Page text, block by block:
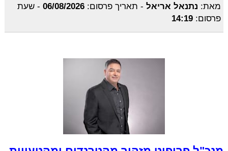
מאת: נתנאל אריאל- תאריך פרסום: 06/08/2026
- שעת
פרסום: 14:19